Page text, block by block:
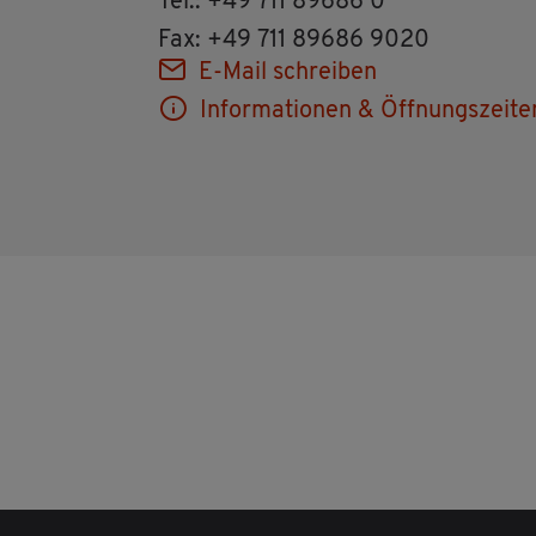
Fax: +49 711 89686 9020
E-Mail schrei­ben
In­for­ma­tio­nen &